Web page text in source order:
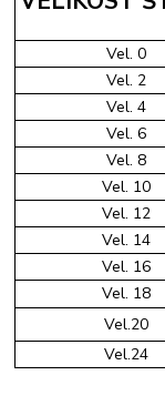
Vel. 0
Vel. 2
Vel. 4
Vel. 6
Vel. 8
Vel. 10
Vel. 12
Vel. 14
Vel. 16
Vel. 18
Vel.20
Vel.24